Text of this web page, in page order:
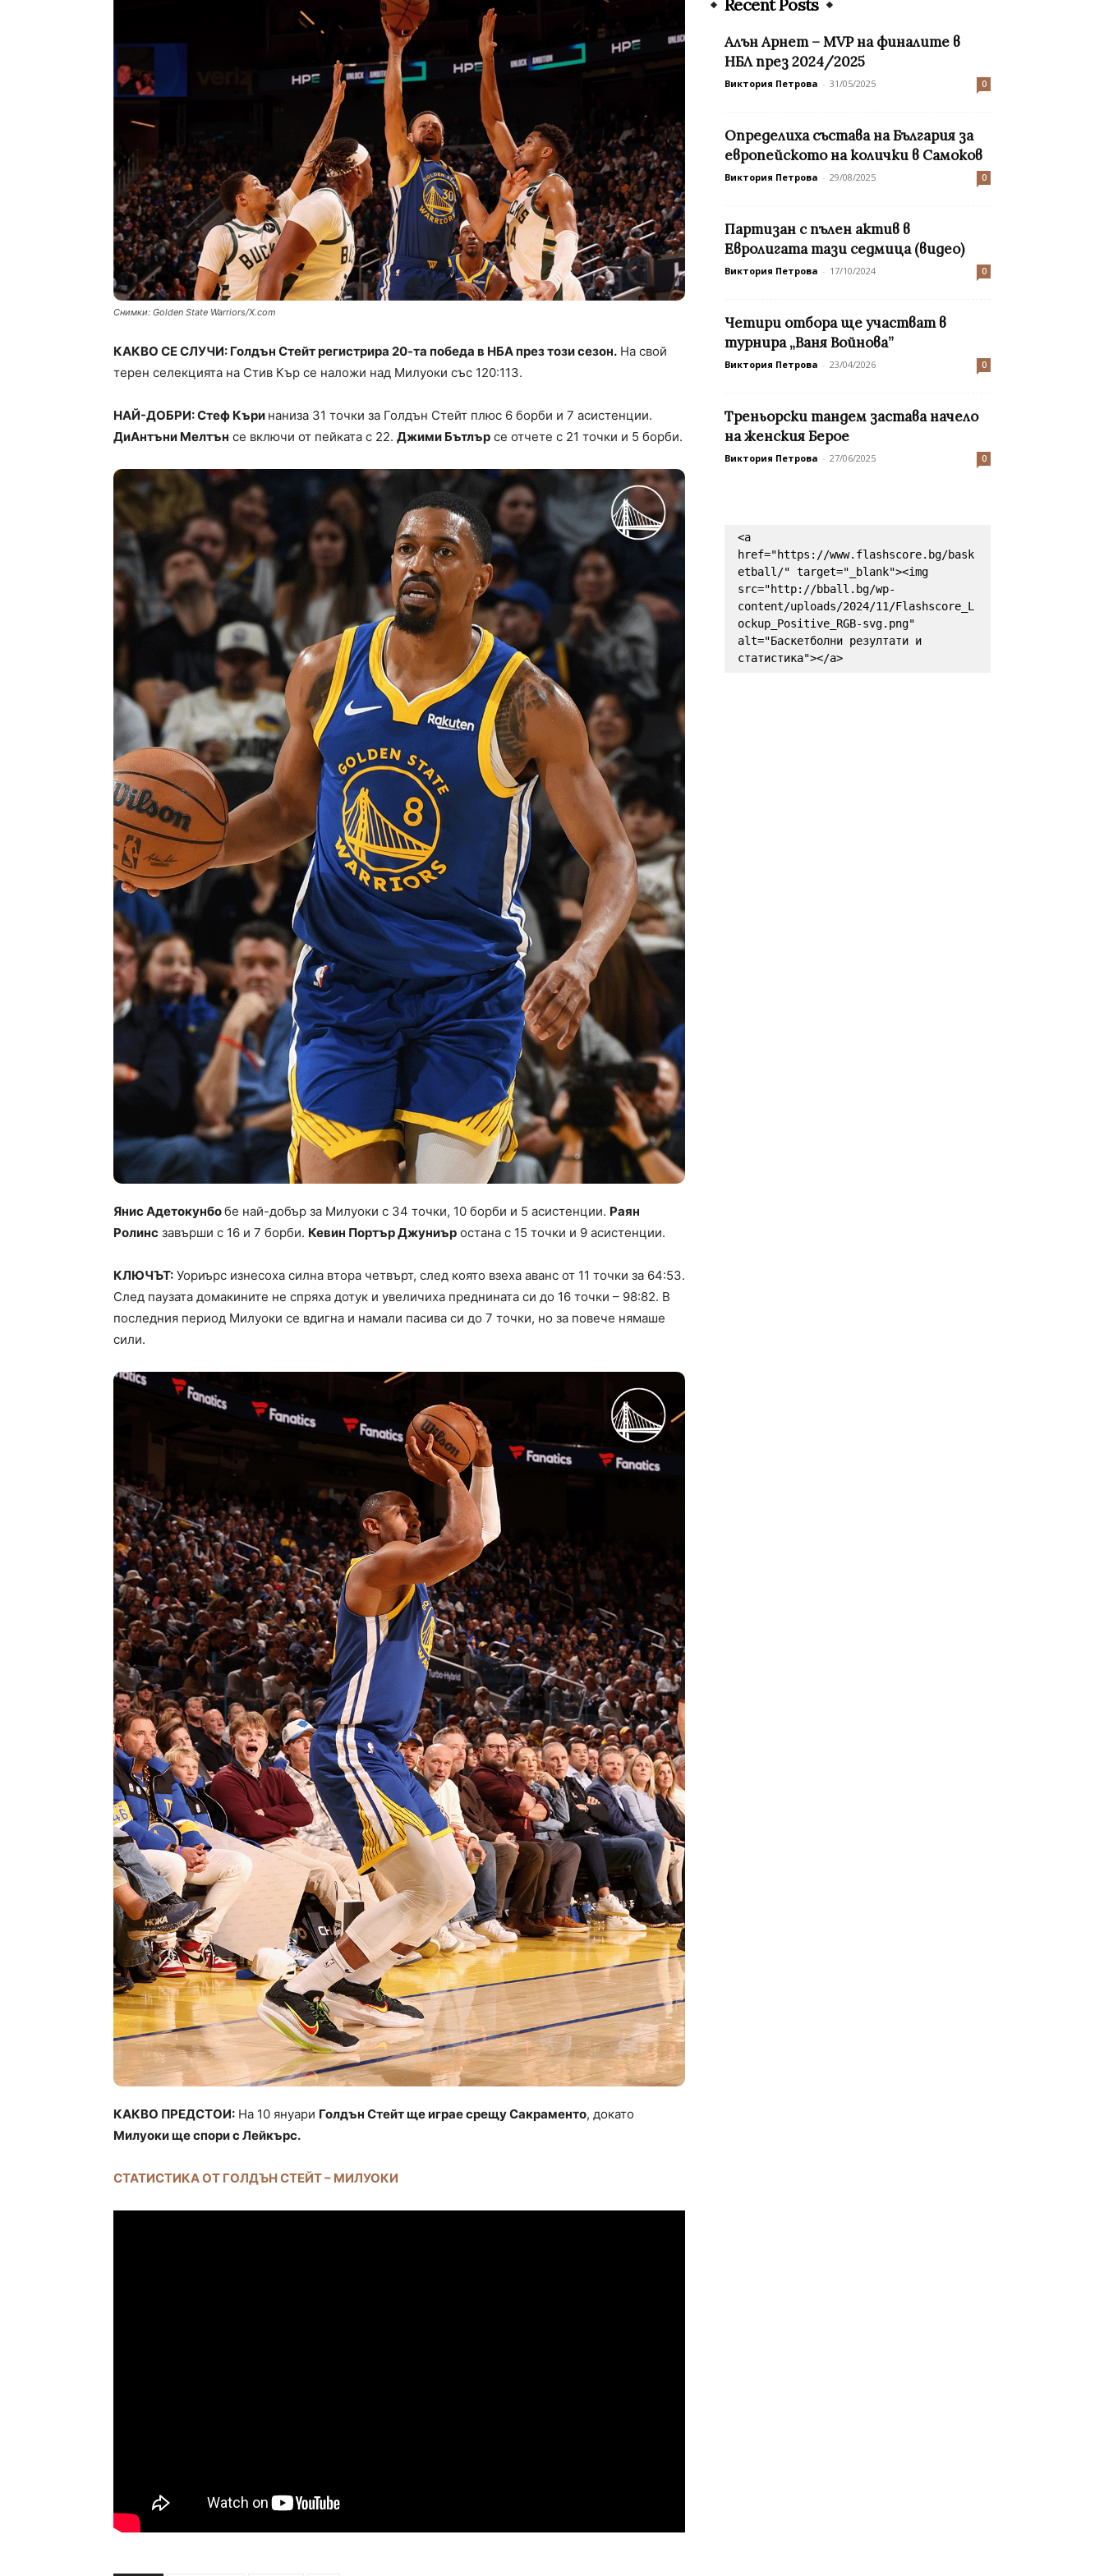
Снимки: Golden State Warriors/X.com
КАКВО СЕ СЛУЧИ: Голдън Стейт регистрира 20-та победа в НБА през този сезон. На свой
терен селекцията на Стив Кър се наложи над Милуоки със 120:113.
НАЙ-ДОБРИ: Стеф Къри наниза 31 точки за Голдън Стейт плюс 6 борби и 7 асистенции.
ДиАнтъни Мелтън се включи от пейката с 22. Джими Бътлър се отчете с 21 точки и 5 борби.
Янис Адетокунбобе най-добър за Милуоки с 34 точки, 10 борби и 5 асистенции. Раян
Ролинс завърши с 16 и 7 борби. Кевин Портър Джуниър остана с 15 точки и 9 асистенции.
КЛЮЧЪТ: Уориърс изнесоха силна втора четвърт, след която взеха аванс от 11 точки за 64:53.
След паузата домакините не спряха дотук и увеличиха преднината си до 16 точки – 98:82. В
последния период Милуоки се вдигна и намали пасива си до 7 точки, но за повече нямаше
сили.
КАКВО ПРЕДСТОИ: На 10 януари Голдън Стейт ще играе срещу Сакраменто, докато
Милуоки ще спори с Лейкърс.
СТАТИСТИКА ОТ ГОЛДЪН СТЕЙТ – МИЛУОКИ
Recent Posts
Алън Арнет – MVP на финалите в
НБЛ през 2024/2025
Виктория Петрова - 31/05/2025 0
Определиха състава на България за
европейското на колички в Самоков
Виктория Петрова - 29/08/2025 0
Партизан с пълен актив в
Евролигата тази седмица (видео)
Виктория Петрова - 17/10/2024 0
Четири отбора ще участват в
турнира „Ваня Войнова”
Виктория Петрова - 23/04/2026 0
Треньорски тандем застава начело
на женския Берое
Виктория Петрова - 27/06/2025 0
<a
href="https://www.flashscore.bg/bask
etball/" target="_blank"><img
src="http://bball.bg/wp-
content/uploads/2024/11/Flashscore_L
ockup_Positive_RGB-svg.png"
alt="Баскетболни резултати и
статистика"></a>